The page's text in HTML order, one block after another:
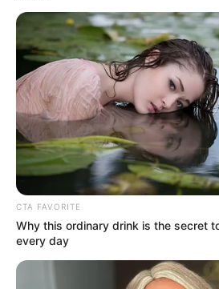
Η ισχυρή τριάδα του
αποφάσεων για τα
Ο
CTA FAVORITE
Why this ordinary drink is the secret
every day